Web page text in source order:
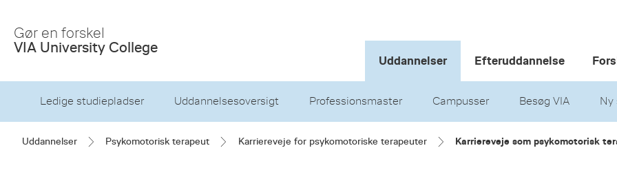
Main
Content
Gør en forskel
VIA University College
Uddannelser
Ledige studiepladser Uddannelsesoversigt Professionsmaster Campusser Besøg VIA Ny
Efteruddannelse
Uddannelser Psykomotorisk terapeut Karriereveje for psykomotoriske terapeuter Karriereveje som psykomotorisk